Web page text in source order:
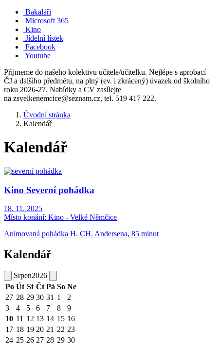
Bakaláři
Microsoft 365
Kino
Jídelní lístek
Facebook
Youtube
Přijmeme do našeho kolektivu učitele/učitelku. Nejlépe s aprobací
ČJ a dalšího předmětu, na plný (ev. i zkrácený) úvazek od školního
roku 2026-27. Nabídky a CV zasílejte
na zsvelkenemcice@seznam.cz, tel. 519 417 222.
Úvodní stránka
Kalendář
Kalendář
Kino Severní pohádka
18. 11. 2025
Místo konání: Kino - Velké Němčice
Animovaná pohádka H. CH. Andersena, 85 minut
Kalendář
Srpen2026
Po Út St Čt Pá So Ne
27 28 29 30 31 1
2
3
4 5 6 7 8
9
10 11 12 13 14 15 16
17 18 19 20 21 22 23
24 25 26 27 28 29 30